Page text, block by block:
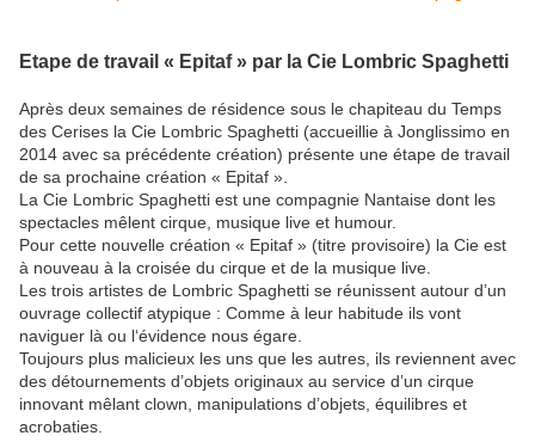
Etape de travail « Epitaf » par la Cie Lombric Spaghetti
Après deux semaines de résidence sous le chapiteau du Temps
des Cerises la Cie Lombric Spaghetti (accueillie à Jonglissimo en
2014 avec sa précédente création) présente une étape de travail
de sa prochaine création « Epitaf ».
La Cie Lombric Spaghetti est une compagnie Nantaise dont les
spectacles mêlent cirque, musique live et humour.
Pour cette nouvelle création « Epitaf » (titre provisoire) la Cie est
à nouveau à la croisée du cirque et de la musique live.
Les trois artistes de Lombric Spaghetti se réunissent autour d’un
ouvrage collectif atypique : Comme à leur habitude ils vont
naviguer là ou l‘évidence nous égare.
Toujours plus malicieux les uns que les autres, ils reviennent avec
des détournements d’objets originaux au service d’un cirque
innovant mêlant clown, manipulations d’objets, équilibres et
acrobaties.